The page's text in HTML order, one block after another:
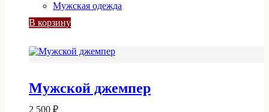
Мужская одежда
В корзину
Мужской джемпер
2 500 ₽